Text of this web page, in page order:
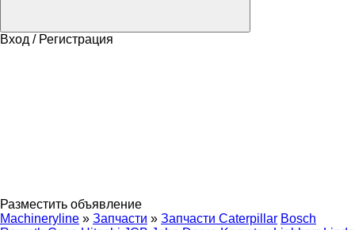
Вход / Регистрация
Разместить объявление
Machineryline » Запчасти » Запчасти Caterpillar Bosch